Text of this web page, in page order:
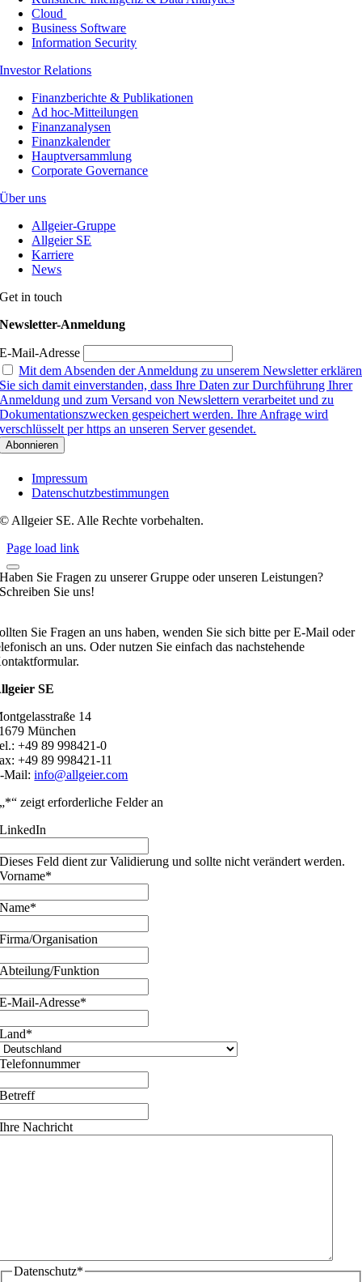
Cloud
Business Software
Information Security
Investor Relations
Finanzberichte & Publikationen
Ad hoc-Mitteilungen
Finanzanalysen
Finanzkalender
Hauptversammlung
Corporate Governance
Über uns
Allgeier-Gruppe
Allgeier SE
Karriere
News
Get in touch
Newsletter-Anmeldung
E-Mail-Adresse
Mit dem Absenden der Anmeldung zu unserem Newsletter erklären
Sie sich damit einverstanden, dass Ihre Daten zur Durchführung Ihrer
Anmeldung und zum Versand von Newslettern verarbeitet und zu
Dokumentationszwecken gespeichert werden. Ihre Anfrage wird
verschlüsselt per https an unseren Server gesendet.
Impressum
Datenschutzbestimmungen
© Allgeier SE. Alle Rechte vorbehalten.
Page load link
Haben Sie Fragen zu unserer Gruppe oder unseren Leistungen?
Schreiben Sie uns!
Sie Fragen an uns haben, wenden Sie sich bitte per E-Mail oder
an uns. Oder nutzen Sie einfach das nachstehende
SE
14
München
+49 89 998421-0
+49 89 998421-11
Mail:info@allgeier.com
„*“ zeigt erforderliche Felder an
LinkedIn
Dieses Feld dient zur Validierung und sollte nicht verändert werden.
Vorname*
Name*
Firma/Organisation
Abteilung/Funktion
E-Mail-Adresse*
Land*
Telefonnummer
Betreff
Ihre Nachricht
Datenschutz*